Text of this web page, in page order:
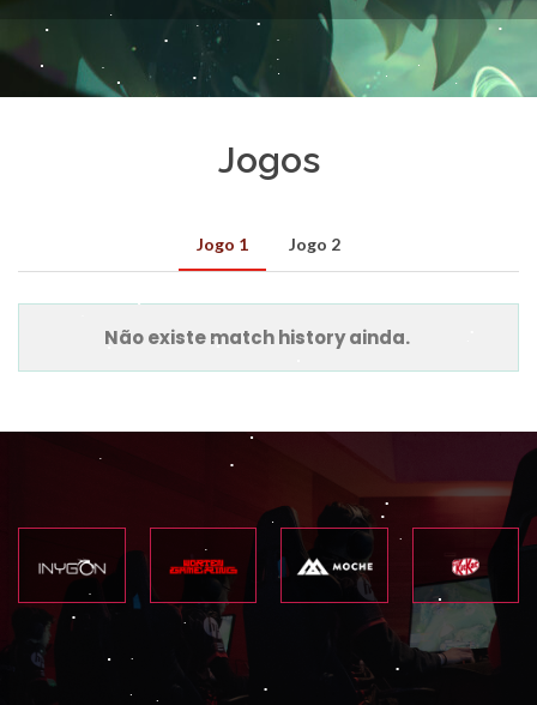
Jogos
Jogo 1 Jogo 2
Não existe match history ainda.